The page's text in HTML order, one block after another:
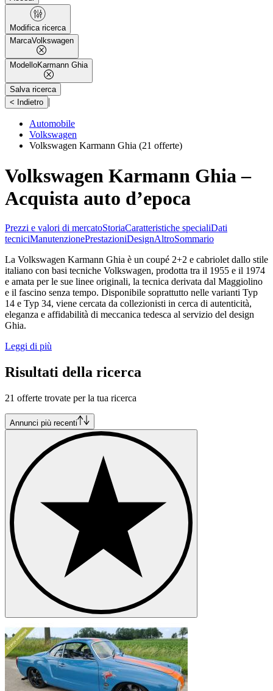
Modifica ricerca
MarcaVolkswagen
ModelloKarmann Ghia
Salva ricerca
< Indietro |
Automobile
Volkswagen
Volkswagen Karmann Ghia (21 offerte)
Volkswagen Karmann Ghia –
Acquista auto d’epoca
Prezzi e valori di mercatoStoriaCaratteristiche specialiDati
tecniciManutenzionePrestazioniDesignAltroSommario
La Volkswagen Karmann Ghia è un coupé 2+2 e cabriolet dallo stile
italiano con basi tecniche Volkswagen, prodotta tra il 1955 e il 1974
e amata per le sue linee originali, la tecnica derivata dal Maggiolino
e il fascino senza tempo. Disponibile soprattutto nelle varianti Typ
14 e Typ 34, viene cercata da collezionisti in cerca di autenticità,
eleganza e affidabilità di meccanica tedesca al servizio del design
Ghia.
Leggi di più
Risultati della ricerca
21 offerte trovate per la tua ricerca
Annunci più recenti